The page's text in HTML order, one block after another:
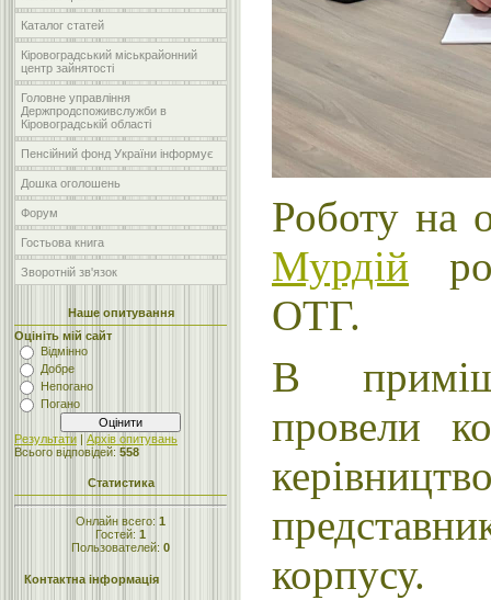
Каталог статей
Кіровоградський міськрайонний
центр зайнятості
Головне управління
Держпродспоживслужби в
Кіровоградській області
Пенсійний фонд України інформує
Дошка оголошень
Форум
Гостьова книга
Зворотній зв'язок
Наше опитування
Оцініть мій сайт
Відмінно
Добре
Непогано
Погано
Результати | Архів опитувань
Всього відповідей: 558
Статистика
Онлайн всего: 1
Гостей: 1
Пользователей: 0
Контактна інформація
Роботу на
Мурдій
ОТГ.
В
провели
корпусу.